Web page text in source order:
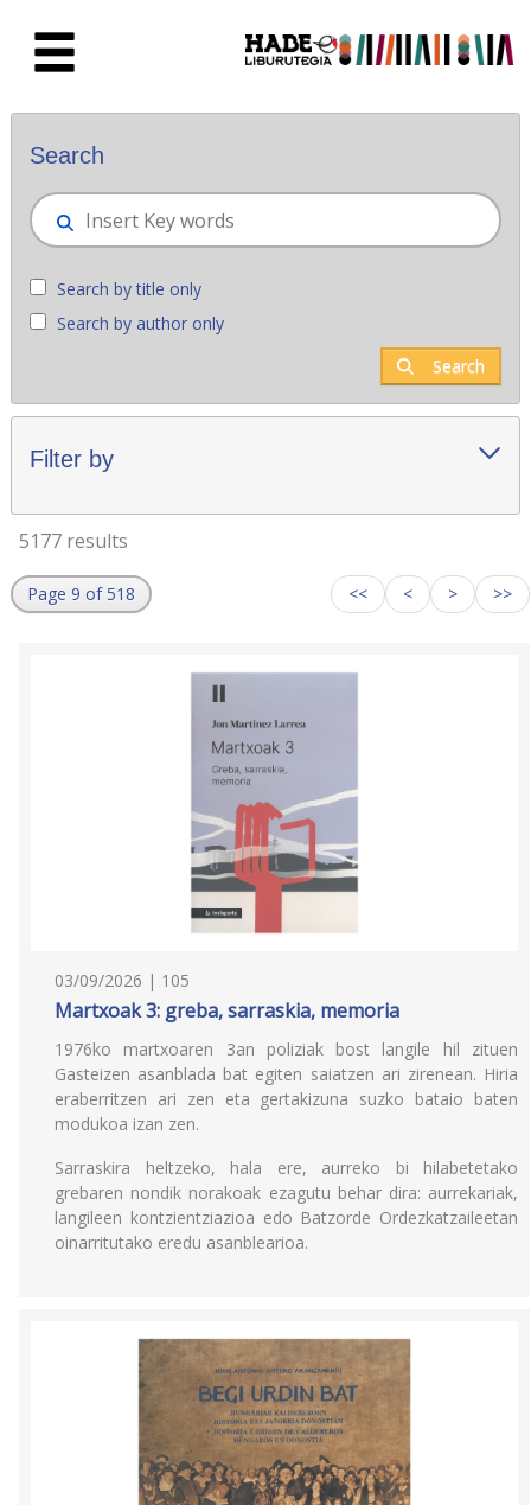
New books - Liburutegia
Search
Search by title only
Search by author only
Search
Filter by
5177 results
Page 9 of 518 << < > >>
03/09/2026 | 105
Martxoak 3: greba, sarraskia, memoria
1976ko martxoaren 3an poliziak bost langile hil zituen
Gasteizen asanblada bat egiten saiatzen ari zirenean. Hiria
eraberritzen ari zen eta gertakizuna suzko bataio baten
modukoa izan zen.
Sarraskira heltzeko, hala ere, aurreko bi hilabetetako
grebaren nondik norakoak ezagutu behar dira: aurrekariak,
langileen kontzientziazioa edo Batzorde Ordezkatzaileetan
oinarritutako eredu asanblearioa.